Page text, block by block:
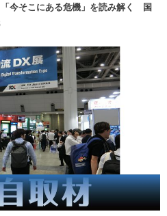
「今そこにある危機」を読み解く 国